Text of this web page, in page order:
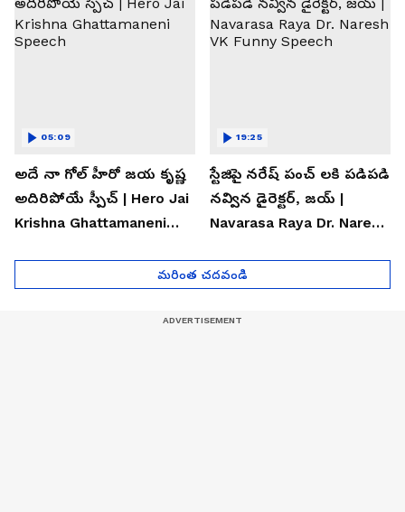
అదే నా గోల్ హీరో జయ కృష్ణ
అదిరిపోయే స్పీచ్ | Hero Jai
Krishna Ghattamaneni
05:09
స్టేజిపై నరేష్ పంచ్ లకి పడిపడి
నవ్విన డైరెక్టర్, జయ్ |
Navarasa Raya Dr. Naresh
19:25
మరింత చదవండి